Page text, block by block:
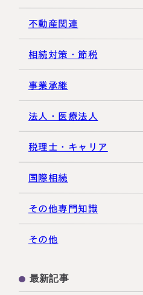
遺産分割
相続登記・名義変更
相続放棄・限定承認
相続手続き全般
死亡届・届出関連
延納・物納
法定相続人・法定相続分
相続財産
特別縁故者
特別受益・寄与分
不動産関連
建物・マンション評価
土地の評価
借地権・貸家
その他不動産
相続対策・節税
養子縁組・家族信託
生命保険活用
小規模企業共済
不動産活用
その他の相続対策
事業承継
非上場株式評価
自己株式・株式取得
種類株式・名義株
役員関連
事業承継税制
法人・医療法人
社団法人
合同会社・持分会社
医療法人
税理士・キャリア
税理士選び・相談
税理士試験
税理士キャリア
国際相続
米国関連
海外不動産
その他専門知識
事例紹介
その他
最新記事